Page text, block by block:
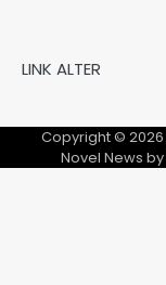
LINK ALTER
Copyright © 2026
Novel News by